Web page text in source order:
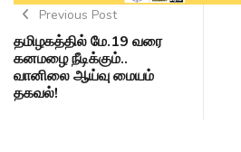
Previous Post
தமிழகத்தில் மே.19 வரை
கனமழை நீடிக்கும்..
வானிலை ஆய்வு மையம்
தகவல்!